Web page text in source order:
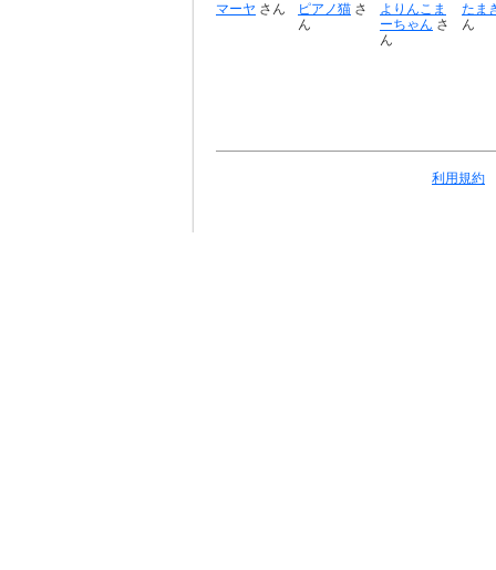
マーヤ さん ピアノ猫 さ
ん
よりんこま
ーちゃん さ
ん
たま
ん
利用規約